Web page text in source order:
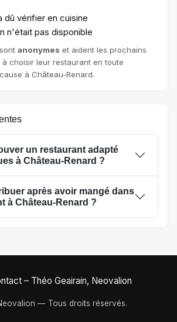
dû vérifier en cuisine
n'était pas disponible
anonymes et aident les prochains
choisir leur restaurant en toute
à Château-Renard.
un restaurant adapté
à Château-Renard ?
après avoir mangé dans
à Château-Renard ?
– Théo Geairain, Neovalion
— Tous droits réservés.